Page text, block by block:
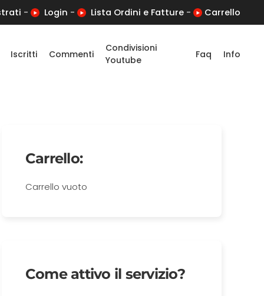
- Login - Lista Ordini e Fatture - Carrello
Iscritti Commenti
Condivisioni
Youtube
Faq Info
Carrello:
Carrello vuoto
Come attivo il servizio?